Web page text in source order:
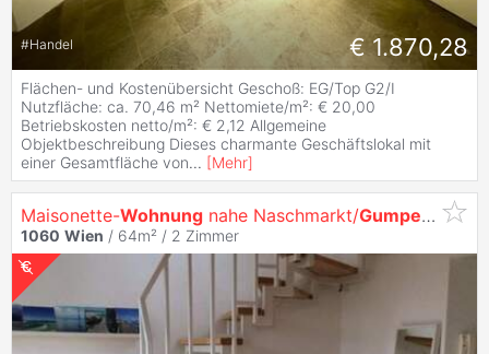
#Handel € 1.870,28
Flächen- und Kostenübersicht Geschoß: EG/Top G2/I
Nutzfläche: ca. 70,46 m² Nettomiete/m²: € 20,00
Betriebskosten netto/m²: € 2,12 Allgemeine
Objektbeschreibung Dieses charmante Geschäftslokal mit
einer Gesamtfläche von... [Mehr]
Maisonette-Wohnung nahe Naschmarkt/Gumpendorfer
1060 Wien / 64m² / 2 Zimmer